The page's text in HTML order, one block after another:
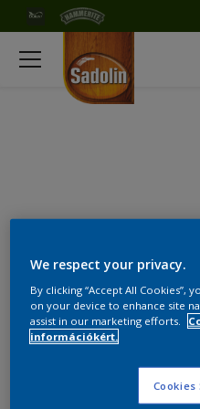
We respect your privacy.
By clicking “Accept All Cookies”,
on your device to enhance site
assist in our marketing efforts.
információkért.